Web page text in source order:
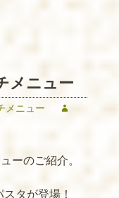
メニュー
メニュー
ーのご紹介。
タが登場！